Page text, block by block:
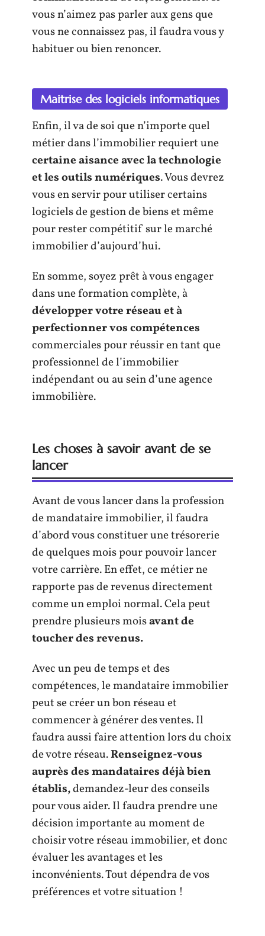
vous n’aimez pas parler aux gens que
vous ne connaissez pas, il faudra vous y
habituer ou bien renoncer.
Maitrise des logiciels informatiques
Enfin, il va de soi que n’importe quel
métier dans l’immobilier requiert une
certaine aisance avec la technologie
et les outils numériques. Vous devrez
vous en servir pour utiliser certains
logiciels de gestion de biens et même
pour rester compétitif sur le marché
immobilier d’aujourd’hui.
En somme, soyez prêt à vous engager
dans une formation complète, à
développer votre réseau et à
perfectionner vos compétences
commerciales pour réussir en tant que
professionnel de l’immobilier
indépendant ou au sein d’une agence
immobilière.
Les choses à savoir avant de se
lancer
Avant de vous lancer dans la profession
de mandataire immobilier, il faudra
d’abord vous constituer une trésorerie
de quelques mois pour pouvoir lancer
votre carrière. En effet, ce métier ne
rapporte pas de revenus directement
comme un emploi normal. Cela peut
prendre plusieurs moisavant de
toucher des revenus.
Avec un peu de temps et des
compétences, le mandataire immobilier
peut se créer un bon réseau et
commencer à générer des ventes. Il
faudra aussi faire attention lors du choix
de votre réseau.Renseignez-vous
auprès des mandataires déjà bien
établis,demandez-leur des conseils
pour vous aider. Il faudra prendre une
décision importante au moment de
choisir votre réseau immobilier, et donc
évaluer les avantages et les
inconvénients. Tout dépendra de vos
préférences et votre situation !